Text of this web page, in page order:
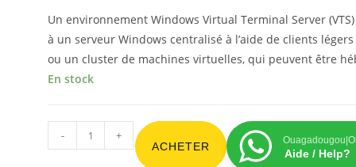
Un environnement Windows Virtual Terminal Server
à un serveur Windows centralisé à l’aide de clients
ou un cluster de machines virtuelles, qui peuvent être
En stock
- +
ACHETER
Aide / Help?